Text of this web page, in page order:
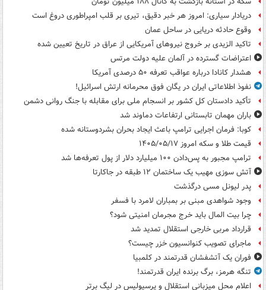
دریادار سیاری: امروز هر خبر دقیق، تیری بر قلب امپراطوری دروغ است
وقوع حادثه دریایی در ساحل عمان
تاکید الزیدی بر خروج نیروهای آمریکایی از عراق در تاریخ تعیین شده
اعتراضات گسترده در آلمان علیه دولت مرتس
هشدار کانادا درباره عواقب تعرفه ۵۰ درصدی آمریکا
نفوذ اطلاعاتی ایران در یگان فوق محرمانه ارتش اسرائیل!
تأکید دادستان کل کشور بر انسجام ملی برای مقابله با جنگ روانی دشمن
باران مهمان تابستانی ارتفاعات دماوند شد
کوبا: فرمان اجرایی ترامپ باعث ایجاد بحران بشردوستانه شده
قیمت طلا و سکه امروز ۱۴۰۵/۰۵/۱۷
ترامپ مجبور به پس‌دادن ۱۰۰ میلیارد دلار از پول تعرفه‌ها شد
آتش سوزی مهیب یک ساختمان ۱۲ طبقه در جاکارتا
پدر لیونل مسی درگذشت
وجود شواهدی مبنی بر بمباران لامرد با فسفر
چرا بیت المال باید خرج مجرمان امنیتی شود؟
قرارداد مربی خارجی استقلال تمدید شد
ماجرای تصویب کنوانسیون خزر چیست؟
فوران یک آتشفشان قدرتمند در کلمبیا
تنگه هرمز، برگ برنده ایران قدرتمند!
اعلام محل میزبانی استقلال و پرسپولیس در لیگ برتر